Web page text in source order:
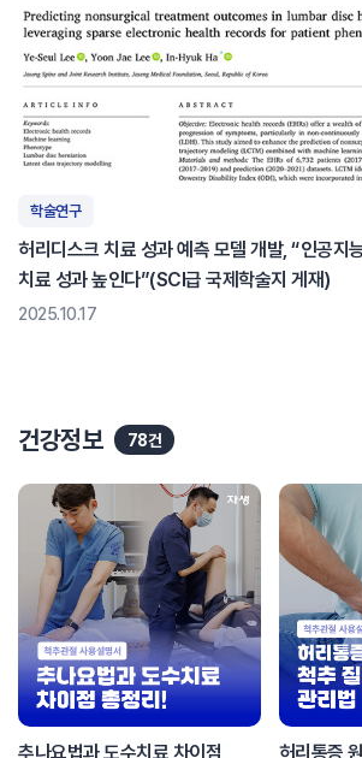
학술연구
허리디스크 치료 성과 예측 모델 개발, “인공지
치료 성과 높인다”(SCI급 국제학술지 게재)
2025.10.17
건강정보 78건
추나요법과 도수치료 차이점
허리통증